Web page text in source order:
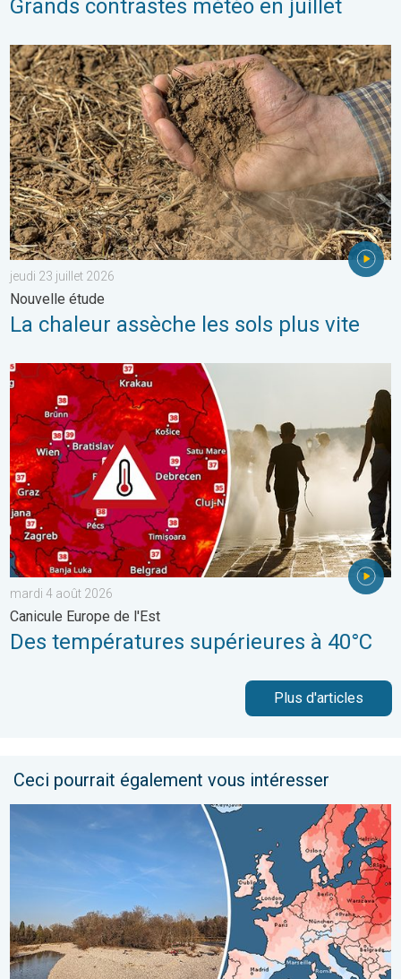
Grands contrastes météo en juillet
La chaleur assèche les sols plus vite. Nouvelle étude. . . jeudi
jeudi 23 juillet 2026
Nouvelle étude
La chaleur assèche les sols plus vite
Des températures supérieures à 40°C. Canicule Europe de
mardi 4 août 2026
Canicule Europe de l'Est
Des températures supérieures à 40°C
Plus d'articles
Ceci pourrait également vous intéresser
2e mois le plus chaud jamais enregistré. En Europe. . .